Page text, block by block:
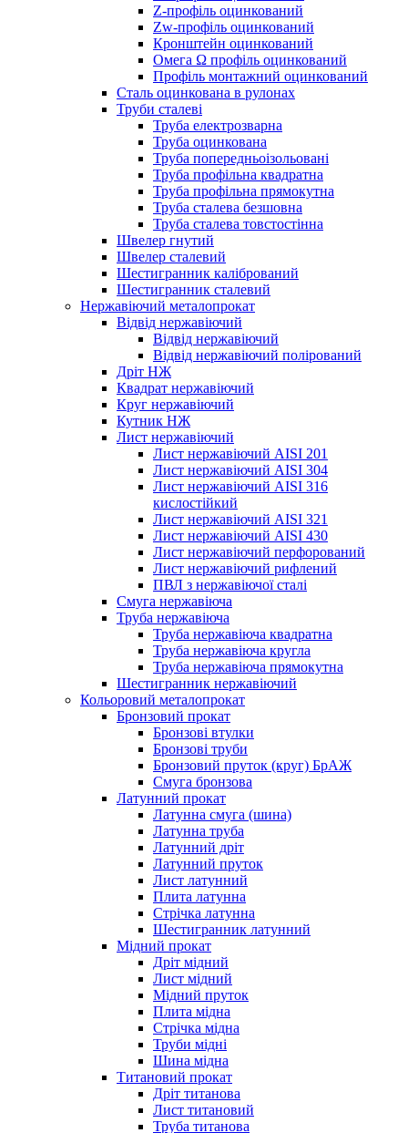
Z-профіль оцинкований
Zw-профіль оцинкований
Кронштейн оцинкований
Омега Ω профіль оцинкований
Профіль монтажний оцинкований
Сталь оцинкована в рулонах
Труби сталеві
Труба електрозварна
Труба оцинкована
Труба попередньоізольовані
Труба профільна квадратна
Труба профільна прямокутна
Труба сталева безшовна
Труба сталева товстостінна
Швелер гнутий
Швелер сталевий
Шестигранник калібрований
Шестигранник сталевий
Нержавіючий металопрокат
Відвід нержавіючий
Відвід нержавіючий
Відвід нержавіючий полірований
Дріт НЖ
Квадрат нержавіючий
Круг нержавіючий
Кутник НЖ
Лист нержавіючий
Лист нержавіючий AISI 201
Лист нержавіючий AISI 304
Лист нержавіючий AISI 316
кислостійкий
Лист нержавіючий AISI 321
Лист нержавіючий AISI 430
Лист нержавіючий перфорований
Лист нержавіючий рифлений
ПВЛ з нержавіючої сталі
Смуга нержавіюча
Труба нержавіюча
Труба нержавіюча квадратна
Труба нержавіюча кругла
Труба нержавіюча прямокутна
Шестигранник нержавіючий
Кольоровий металопрокат
Бронзовий прокат
Бронзові втулки
Бронзові труби
Бронзовий пруток (круг) БрАЖ
Смуга бронзова
Латунний прокат
Латунна смуга (шина)
Латунна труба
Латунний дріт
Латунний пруток
Лист латунний
Плита латунна
Стрічка латунна
Шестигранник латунний
Мідний прокат
Дріт мідний
Лист мідний
Мідний пруток
Плита мідна
Стрічка мідна
Труби мідні
Шина мідна
Титановий прокат
Дріт титанова
Лист титановий
Труба титанова